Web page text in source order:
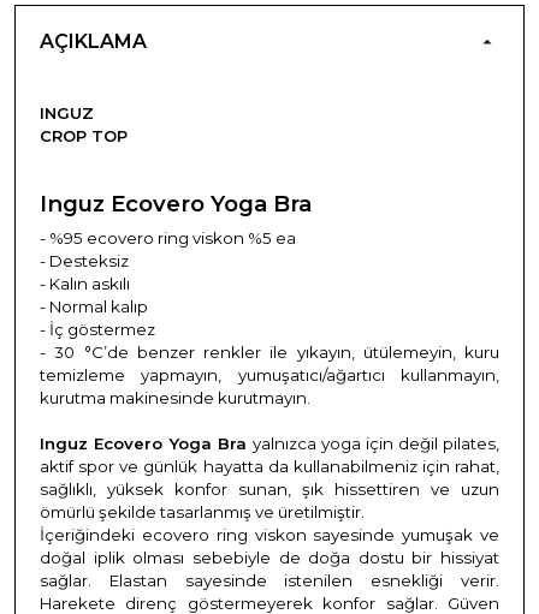
AÇIKLAMA
INGUZ
CROP TOP
Inguz Ecovero Yoga Bra
- %95 ecovero ring viskon %5 ea
- Desteksiz
- Kalın askılı
- Normal kalıp
- İç göstermez
- 30 °C’de benzer renkler ile yıkayın, ütülemeyin, kuru
temizleme yapmayın, yumuşatıcı/ağartıcı kullanmayın,
kurutma makinesinde kurutmayın.
Inguz Ecovero Yoga Bra yalnızca yoga için değil pilates,
aktif spor ve günlük hayatta da kullanabilmeniz için rahat,
sağlıklı, yüksek konfor sunan, şık hissettiren ve uzun
ömürlü şekilde tasarlanmış ve üretilmiştir.
İçeriğindeki ecovero ring viskon sayesinde yumuşak ve
doğal iplik olması sebebiyle de doğa dostu bir hissiyat
sağlar. Elastan sayesinde istenilen esnekliği verir.
Harekete direnç göstermeyerek konfor sağlar. Güven